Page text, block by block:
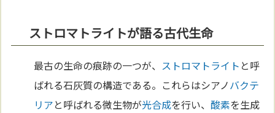
ストロマトライトが語る古代生命
最古の生命の痕跡の一つが、 ストロマトライト と呼
ばれる石灰質の構造である。これらはシアノバクテ
リアと呼ばれる微生物が光合成を行い、酸素を生成